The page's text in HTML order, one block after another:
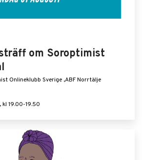
om Soroptimist
Onlineklubb Sverige ,ABF Norrtälje
kl 19.00-19.50